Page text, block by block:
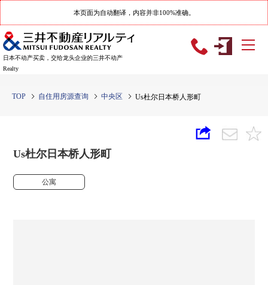
本页面为自动翻译，内容并非100%准确。
日本不动产买卖，交给龙头企业的三井不动产
Realty
TOP 自住用房源查询 中央区 Us杜尔日本桥人形町
Us杜尔日本桥人形町
公寓